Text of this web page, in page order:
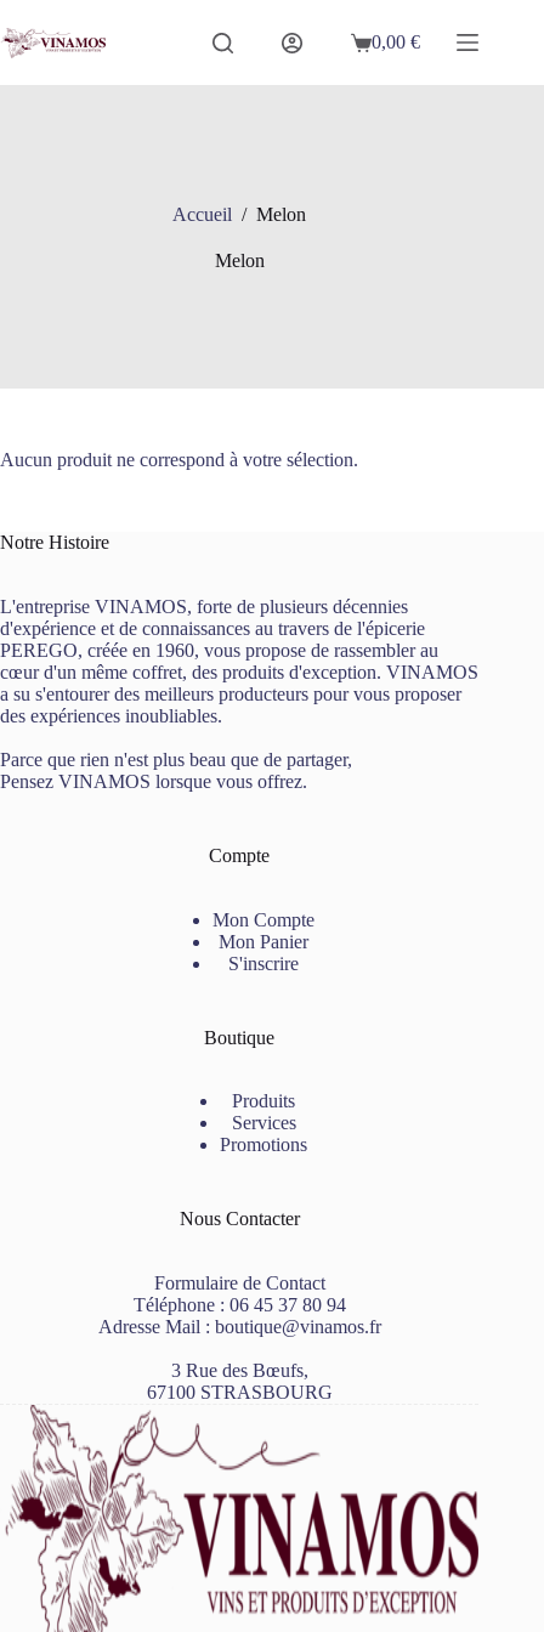
au
contenu
Panier
0,00€
Accueil / Melon
Melon
Aucun produit ne correspond à votre sélection.
Notre Histoire
L'entreprise VINAMOS, forte de plusieurs décennies
d'expérience et de connaissances au travers de l'épicerie
PEREGO, créée en 1960, vous propose de rassembler au
cœur d'un même coffret, des produits d'exception. VINAMOS
a su s'entourer des meilleurs producteurs pour vous proposer
des expériences inoubliables.
Parce que rien n'est plus beau que de partager,
Pensez VINAMOS lorsque vous offrez.
Compte
Mon Compte
Mon Panier
S'inscrire
Boutique
Produits
Services
Promotions
Nous Contacter
Formulaire de Contact
Téléphone : 06 45 37 80 94
Adresse Mail : boutique@vinamos.fr
3 Rue des Bœufs,
67100 STRASBOURG